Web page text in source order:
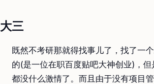
大三
既然不考研那就得找事儿了，找了一
的(是一位在职百度贴吧大神创业)，
都没什么激情了。而且由于没有项目